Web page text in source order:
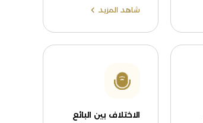
شاهد المزيد
الاختلاف بين البائع